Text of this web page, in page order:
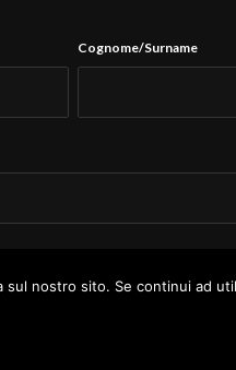
Cognome/Surname
nostro sito. Se continui ad